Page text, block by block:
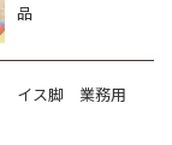
品
イス脚 業務用